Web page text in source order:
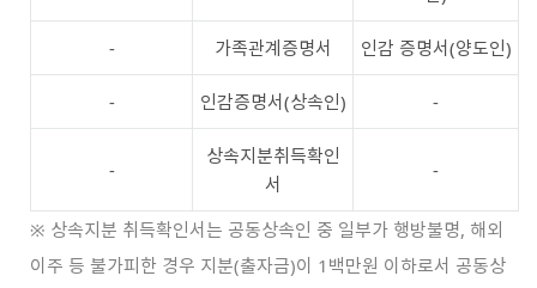
- 가족관계증명서 인감 증명서(양도인)
- 인감증명서(상속인) -
-
상속지분취득확인
서
-
※ 상속지분 취득확인서는 공동상속인 중 일부가 행방불명, 해외
이주 등 불가피한 경우 지분(출자금)이 1백만원 이하로서 공동상